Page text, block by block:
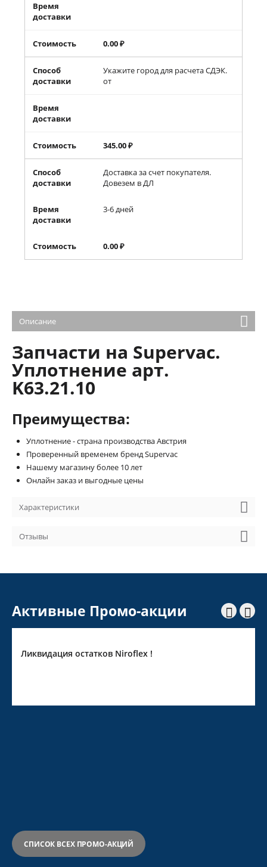
Время
доставки
Стоимость 0.00 ₽
Способ
доставки
Укажите город для расчета СДЭК.
от
Время
доставки
Стоимость 345.00 ₽
Способ
доставки
Доставка за счет покупателя.
Довезем в ДЛ
Время
доставки
3-6 дней
Стоимость 0.00 ₽
Описание
Запчасти на Supervac.
Уплотнение арт.
K63.21.10
Преимущества:
Уплотнение - страна производства Австрия
Проверенный временем бренд Supervac
Нашему магазину более 10 лет
Онлайн заказ и выгодные цены
Характеристики
Отзывы
Активные Промо-акции  
Ликвидация остатков Niroflex !
СПИСОК ВСЕХ ПРОМО-АКЦИЙ